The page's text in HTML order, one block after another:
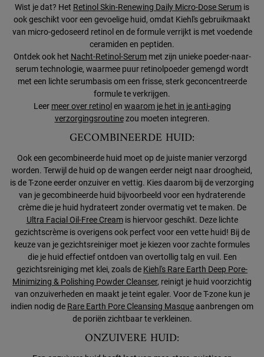
Wist je dat? Het Retinol Skin-Renewing Daily Micro-Dose Serum is
ook geschikt voor een gevoelige huid, omdat Kiehl's gebruikmaakt
van micro-gedoseerd retinol en de formule verrijkt is met voedende
ceramiden en peptiden.
Ontdek ook het Nacht-Retinol-Serummet zijn unieke poeder-naar-
serum technologie, waarmee puur retinolpoeder gemengd wordt
met een lichte serumbasis om een frisse, sterk geconcentreerde
formule te verkrijgen.
Leer meer over retinol en waarom je het in je anti-aging
verzorgingsroutinezou moeten integreren.
GECOMBINEERDE HUID:
Ook een gecombineerde huid moet op de juiste manier verzorgd
worden. Terwijl de huid op de wangen eerder neigt naar droogheid,
is de T-zone eerder onzuiver en vettig. Kies daarom bij de verzorging
van je gecombineerde huid bijvoorbeeld voor een hydraterende
crème die je huid hydrateert zonder overmatig vet te maken. De
Ultra Facial Oil-Free Creamis hiervoor geschikt. Deze lichte
gezichtscrème is overigens ook perfect voor een vette huid! Bij de
keuze van je gezichtsreiniger moet je kiezen voor zachte formules
die je huid effectief ontdoen van overtollig talg en vuil. Een
gezichtsreiniging met klei, zoals de Kiehl's Rare Earth Deep Pore-
Minimizing & Polishing Powder Cleanser, reinigt je huid voorzichtig
van onzuiverheden en maakt je teint egaler. Voor de T-zone kun je
indien nodig de Rare Earth Pore Cleansing Masqueaanbrengen om
de poriën zichtbaar te verkleinen.
ONZUIVERE HUID: